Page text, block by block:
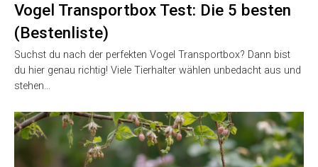
Vogel Transportbox Test: Die 5 besten
(Bestenliste)
Suchst du nach der perfekten Vogel Transportbox? Dann bist
du hier genau richtig! Viele Tierhalter wählen unbedacht aus und
stehen…